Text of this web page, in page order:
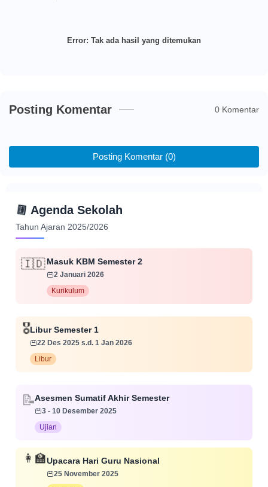
Error: Tak ada hasil yang ditemukan
Posting Komentar 0 Komentar
Posting Komentar (0)
📅 Agenda Sekolah
Tahun Ajaran 2025/2026
🇮🇩 Masuk KBM Semester 2
2 Januari 2026
Kurikulum
🎖️Libur Semester 1
22 Des 2025 s.d. 1 Jan 2026
Libur
📝Asesmen Sumatif Akhir Semester
3 - 10 Desember 2025
Ujian
👩‍🏫Upacara Hari Guru Nasional
25 November 2025